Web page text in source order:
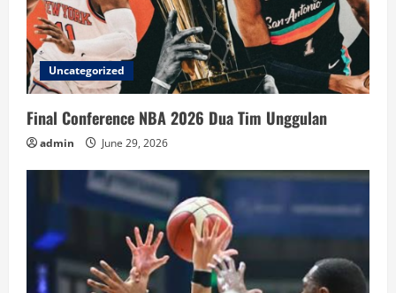
Uncategorized
Final Conference NBA 2026 Dua Tim Unggulan
admin June 29, 2026